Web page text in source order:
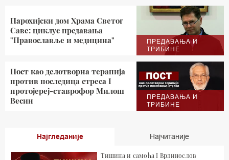
ПРЕДАВАЊА И
ТРИБИНЕ
Парохијски дом Храма Светог
Саве: циклус предавања
"Православље и медицина"
ПРЕДАВАЊА И
ТРИБИНЕ
Пост као делотворна терапија
против последица стреса I
протојереј-ставрофор Милош
Весин
Најгледаније Најчитаније
Тишина и самоћа I Врлинослов